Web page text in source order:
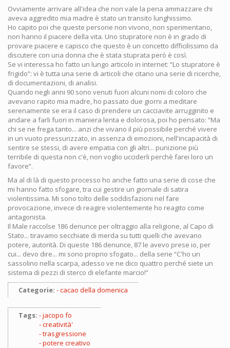
Ovviamente arrivare all'idea che non vale la pena ammazzare chi
aveva aggredito mia madre è stato un transito lunghissimo.
Ho capito poi che queste persone non vivono, non sperimentano,
non hanno il piacere della vita. Uno stupratore non è in grado di
provare piacere e capisco che questo è un concetto difficilissimo da
discutere con una donna che è stata stuprata però è così.
Se vi interessa ho fatto un lungo articolo in internet: “Lo stupratore è
frigido”: vi è tutta una serie di articoli che citano una serie di ricerche,
di documentazioni, di analisi.
Quando negli anni 90 sono venuti fuori alcuni nomi di coloro che
avevano rapito mia madre, ho passato due giorni a meditare
serenamente se era il caso di prendere un cacciavite arrugginito e
andare a farli fuori in maniera lenta e dolorosa, poi ho pensato: “Ma
chi se ne frega tanto... anzi che vivano il più possibile perché vivere
in un vuoto pressurizzato, in assenza di emozioni, nell'incapacità di
sentire se stessi, di avere empatia con gli altri... punizione più
terribile di questa non c'è, non voglio ucciderli perchè farei loro un
favore”.
Ma al di là di questo processo ho anche fatto una serie di cose che
mi hanno fatto sfogare, tra cui gestire un giornale di satira
violentissima. Mi sono tolto delle soddisfazioni nel fare
provocazione, invece di reagire violentemente ho reagito come
antagonista.
Il Male raccolse 186 denunce per oltraggio alla religione, al Capo di
Stato... tiravamo secchiate di merda su tutti quelli che avevano
potere, autorità. Di queste 186 denunce, 87 le avevo prese io, per
cui... devo dire... mi sono proprio sfogato... della serie “C'ho un
sassolino nella scarpa, adesso ve ne dico quattro perché siete un
sistema di pezzi di sterco di elefante marcio!”
Categorie:
cacao della domenica
Tags:
jacopo fo
creatività'
trasgressione
potere creativo